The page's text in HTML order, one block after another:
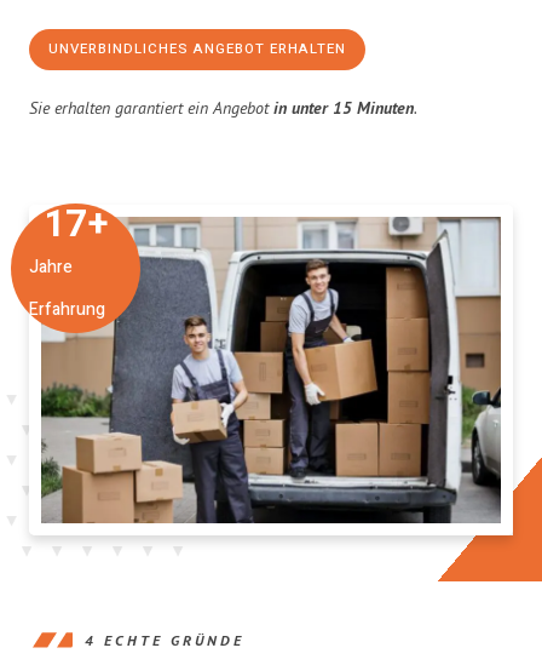
Jahre
Erfahrung
17+
UNVERBINDLICHES ANGEBOT ERHALTEN
Sie erhalten garantiert ein Angebotin unter 15 Minuten.
4 ECHTE GRÜNDE